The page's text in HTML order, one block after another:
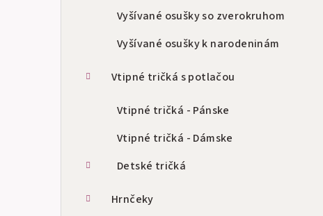
Vyšívané osušky so zverokruhom
Vyšívané osušky k narodeninám
Vtipné tričká s potlačou
Vtipné tričká - Pánske
Vtipné tričká - Dámske
Detské tričká
Hrnčeky